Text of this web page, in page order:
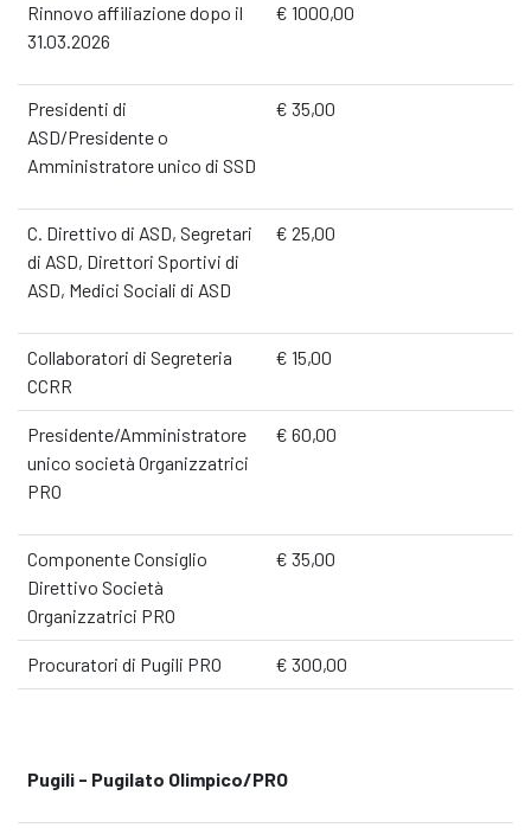
Rinnovo affiliazione dopo il
31.03.2026
€ 1000,00
Presidenti di
ASD/Presidente o
Amministratore unico di SSD
€ 35,00
C. Direttivo di ASD, Segretari
di ASD, Direttori Sportivi di
ASD, Medici Sociali di ASD
€ 25,00
Collaboratori di Segreteria
CCRR
€ 15,00
Presidente/Amministratore
unico società Organizzatrici
PRO
€ 60,00
Componente Consiglio
Direttivo Società
Organizzatrici PRO
€ 35,00
Procuratori di Pugili PRO € 300,00
Pugili - Pugilato Olimpico/PRO